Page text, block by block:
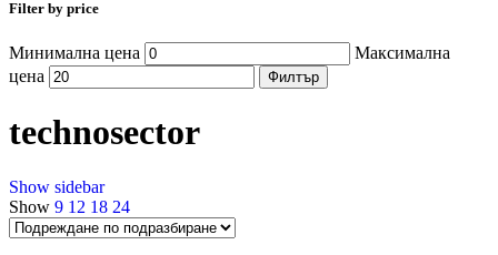
Filter by price
Минимална цена
Максимална
цена
Филтър
technosector
Show sidebar
Show 9 12 18 24